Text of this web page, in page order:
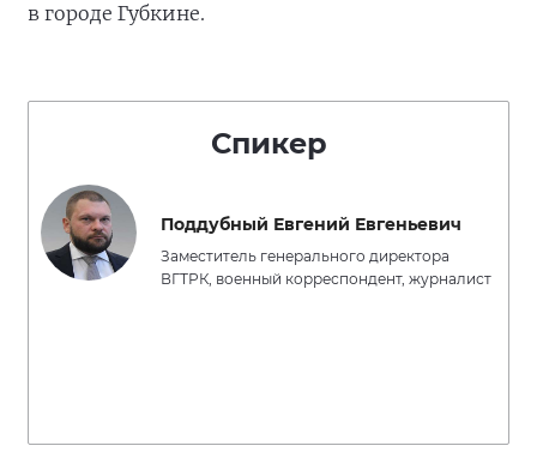
в городе Губкине.
Спикер
Поддубный Евгений Евгеньевич
Заместитель генерального директора
ВГТРК, военный корреспондент, журналист